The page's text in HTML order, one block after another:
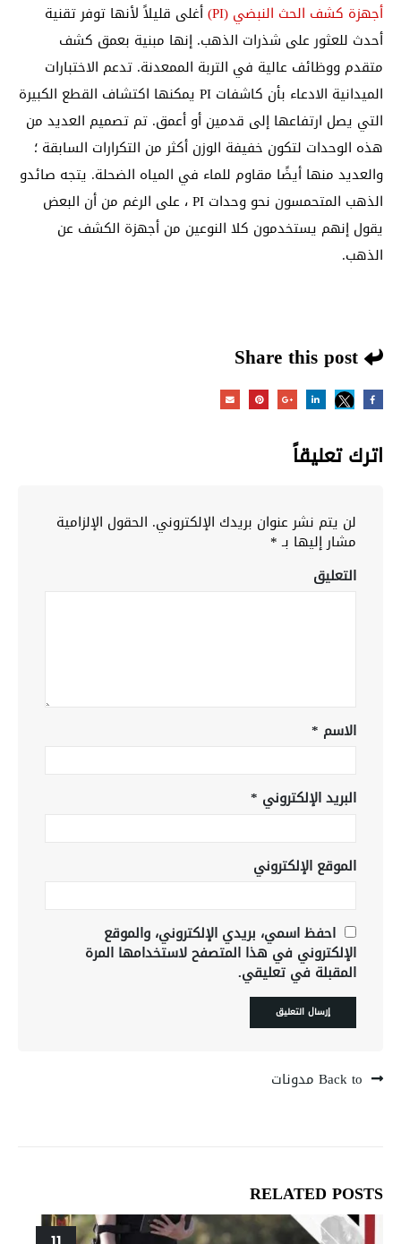
أجهزة كشف الحث النبضي (PI)
أغلى قليلاً لأنها توفر تقنية
أحدث للعثور على شذرات الذهب. إنها مبنية بعمق كشف
متقدم ووظائف عالية في التربة الممعدنة. تدعم الاختبارات
الميدانية الادعاء بأن كاشفات PI يمكنها اكتشاف القطع الكبيرة
التي يصل ارتفاعها إلى قدمين أو أعمق. تم تصميم العديد من
هذه الوحدات لتكون خفيفة الوزن أكثر من التكرارات السابقة ؛
والعديد منها أيضًا مقاوم للماء في المياه الضحلة. يتجه صائدو
الذهب المتحمسون نحو وحدات PI ، على الرغم من أن البعض
يقول إنهم يستخدمون كلا النوعين من أجهزة الكشف عن
الذهب.
Share this post
اترك تعليقاً
لن يتم نشر عنوان بريدك الإلكتروني. الحقول الإلزامية
مشار إليها بـ*
التعليق
الاسم *
البريد الإلكتروني *
الموقع الإلكتروني
احفظ اسمي، بريدي الإلكتروني، والموقع
الإلكتروني في هذا المتصفح لاستخدامها المرة
المقبلة في تعليقي.
RELATED POSTS
12